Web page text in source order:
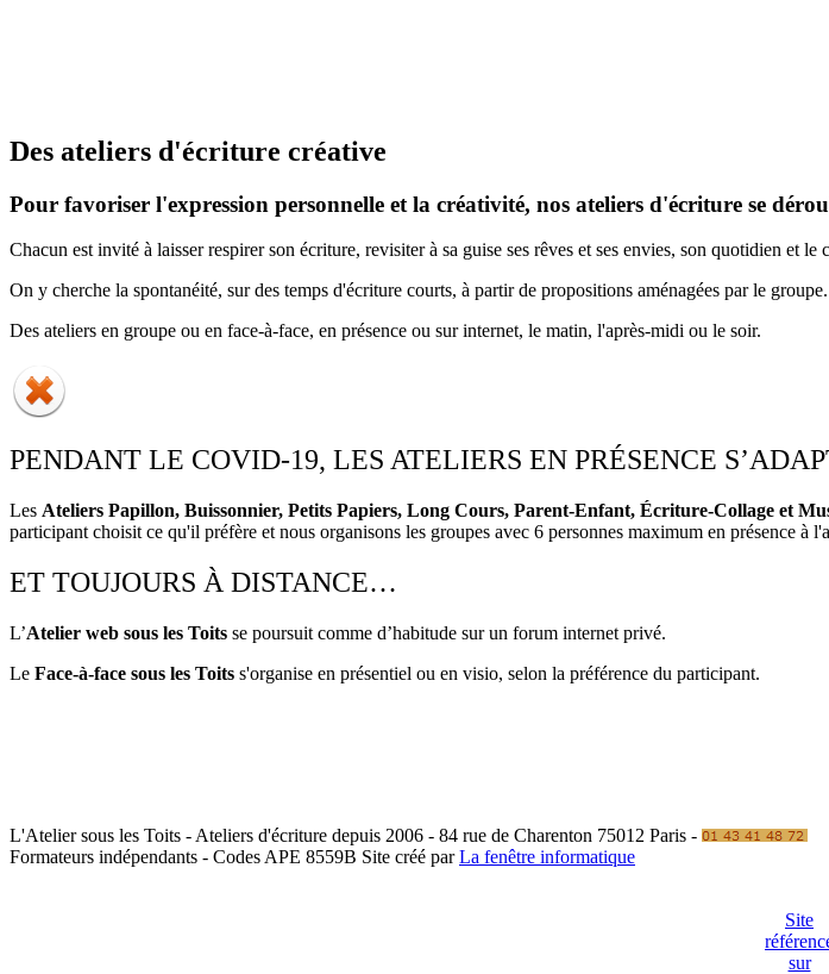
Des ateliers d'écriture créative
Pour favoriser l'expression personnelle et la créativité, nos ateliers d'écriture se
Chacun est invité à laisser respirer son écriture, revisiter à sa guise ses rêves et ses envies, son quotidien et le
On y cherche la spontanéité, sur des temps d'écriture courts, à partir de propositions aménagées par le
Des ateliers en groupe ou en face-à-face, en présence ou sur internet, le matin, l'après-midi ou le soir.
PENDANT LE COVID-19, LES ATELIERS EN PRÉSENCE
Les Ateliers Papillon, Buissonnier, Petits Papiers, Long Cours, Parent-Enfant, Écriture-Collage et
participant choisit ce qu'il préfère et nous organisons les groupes avec 6 personnes maximum en présence à
ET TOUJOURS À DISTANCE…
L’Atelier web sous les Toits se poursuit comme d’habitude sur un forum internet privé.
Le Face-à-face sous les Toits s'organise en présentiel ou en visio, selon la préférence du participant.
L'Atelier sous les Toits - Ateliers d'écriture depuis 2006 - 84 rue de Charenton 75012 Paris -
Formateurs indépendants - Codes APE 8559B Site créé parLa fenêtre informatique
Site
sur